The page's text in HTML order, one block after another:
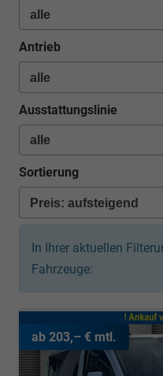
Antrieb
Ausstattungslinie
Sortierung
In Ihrer aktuellen
Fahrzeuge:
ab 203,– € mtl.